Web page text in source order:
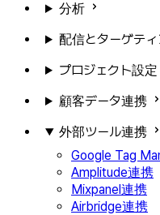
分析
配信とターゲテ
プロジェクト設定
顧客データ連携
外部ツール連携
Google Tag
Amplitude連携
Mixpanel連携
Airbridge連携